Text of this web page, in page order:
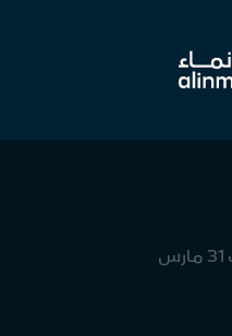
مصرف الإنماء يحقق 1,315 مليون ريال صافي أرباح بعد الزكاة لفترة الثلاثة أشهر المنتهية في 31 مارس